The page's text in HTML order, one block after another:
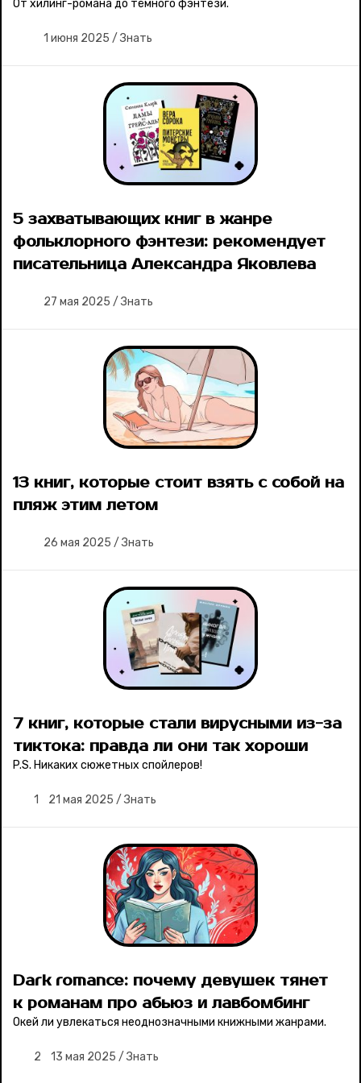
От хилинг-романа до тёмного фэнтези.
1 июня 2025 / Знать
5 захватывающих книг в жанре
фольклорного фэнтези: рекомендует
писательница Александра Яковлева
27 мая 2025 / Знать
13 книг, которые стоит взять с собой на
пляж этим летом
26 мая 2025 / Знать
7 книг, которые стали вирусными из-за
тиктока: правда ли они так хороши
P.S. Никаких сюжетных спойлеров!
1 21 мая 2025 / Знать
Dark romance: почему девушек тянет
к романам про абьюз и лавбомбинг
Окей ли увлекаться неоднозначными книжными жанрами.
2 13 мая 2025 / Знать